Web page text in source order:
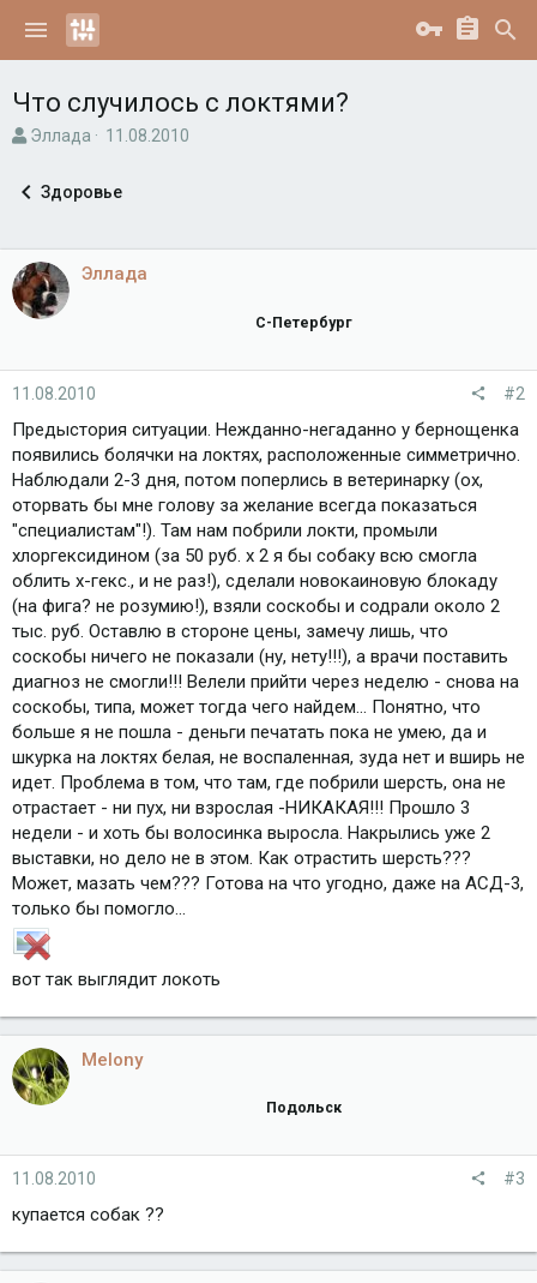
Что случилось с локтями?
А
о
т
е
м
ы
Эллада
Д
а
а
ч
11.08.2010
Здоровье
Эллада
С-Петербург
11.08.2010 #2
Предыстория ситуации. Нежданно-негаданно у бернощенка
появились болячки на локтях, расположенные симметрично.
Наблюдали 2-3 дня, потом поперлись в ветеринарку (ох,
оторвать бы мне голову за желание всегда показаться
"специалистам"!). Там нам побрили локти, промыли
хлоргексидином (за 50 руб. х 2 я бы собаку всю смогла
облить х-гекс., и не раз!), сделали новокаиновую блокаду
(на фига? не розумию!), взяли соскобы и содрали около 2
тыс. руб. Оставлю в стороне цены, замечу лишь, что
соскобы ничего не показали (ну, нету!!!), а врачи поставить
диагноз не смогли!!! Велели прийти через неделю - снова на
соскобы, типа, может тогда чего найдем... Понятно, что
больше я не пошла - деньги печатать пока не умею, да и
шкурка на локтях белая, не воспаленная, зуда нет и вширь не
идет. Проблема в том, что там, где побрили шерсть, она не
отрастает - ни пух, ни взрослая -НИКАКАЯ!!! Прошло 3
недели - и хоть бы волосинка выросла. Накрылись уже 2
выставки, но дело не в этом. Как отрастить шерсть???
Может, мазать чем??? Готова на что угодно, даже на АСД-3,
только бы помогло...
вот так выглядит локоть
Melony
Подольск
11.08.2010 #3
купается собак ??